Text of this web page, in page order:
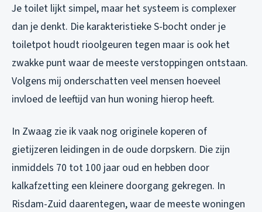
Je toilet lijkt simpel, maar het systeem is complexer
dan je denkt. Die karakteristieke S-bocht onder je
toiletpot houdt rioolgeuren tegen maar is ook het
zwakke punt waar de meeste verstoppingen ontstaan.
Volgens mij onderschatten veel mensen hoeveel
invloed de leeftijd van hun woning hierop heeft.
In Zwaag zie ik vaak nog originele koperen of
gietijzeren leidingen in de oude dorpskern. Die zijn
inmiddels 70 tot 100 jaar oud en hebben door
kalkafzetting een kleinere doorgang gekregen. In
Risdam-Zuid daarentegen, waar de meeste woningen